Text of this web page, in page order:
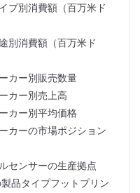
プ別消費額（百万米ド
別消費額（百万米ド
カー別販売数量
カー別売上高
カー別平均価格
カーの市場ポジション
センサーの生産拠点
品タイプフットプリン